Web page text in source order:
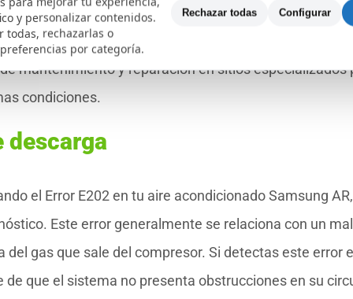
correctamente y sin contratiempos.
mantenimiento y reparación en sitios especializados
condiciones.
descarga
el Error E202 en tu aire acondicionado Samsung
Este error generalmente se relaciona con un mal
gas que sale del compresor. Si detectas este error
que el sistema no presenta obstrucciones en su
y personalizar contenidos.
todas, rechazarlas o
por categoría.
Rechazar todas Configurar